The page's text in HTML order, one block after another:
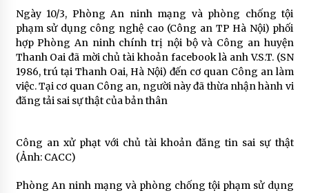
Ngày 10/3, Phòng An ninh mạng và phòng chống tội
phạm sử dụng công nghệ cao (Công an TP Hà Nội) phối
hợp Phòng An ninh chính trị nội bộ và Công an huyện
Thanh Oai đã mời chủ tài khoản facebook là anh V.S.T. (SN
1986, trú tại Thanh Oai, Hà Nội) đến cơ quan Công an làm
việc. Tại cơ quan Công an, người này đã thừa nhận hành vi
đăng tải sai sự thật của bản thân
Công an xử phạt với chủ tài khoản đăng tin sai sự thật
(Ảnh: CACC)
Phòng An ninh mạng và phòng chống tội phạm sử dụng